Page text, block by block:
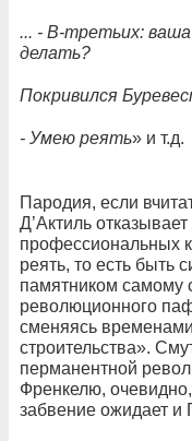
... - В-третьих:
делать?
Покривился
- Умею реять» и т.д.
Пародия, если
Д’Актиль
профессиональных
реять, то есть быть
памятником
революционного
сменяясь
строительства».
перманентной
Френкелю,
забвение ожидает и